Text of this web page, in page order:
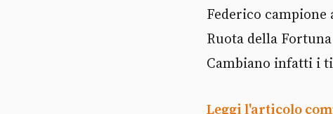
Federico campione
Ruota della
Cambiano infatti i
Leggi l'articolo